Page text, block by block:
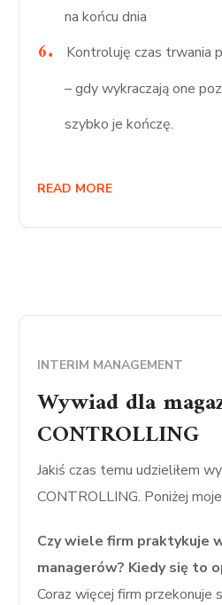
na końcu dnia
Kontroluję czas trwania
– gdy wykraczają one
szybko je kończę.
READ MORE
INTERIM MANAGEMENT
Wywiad dla
CONTROLLING
Jakiś czas temu udzieliłem
CONTROLLING. Poniżej
Czy wiele firm praktykuje
managerów? Kiedy się to
Coraz więcej firm przekonuje